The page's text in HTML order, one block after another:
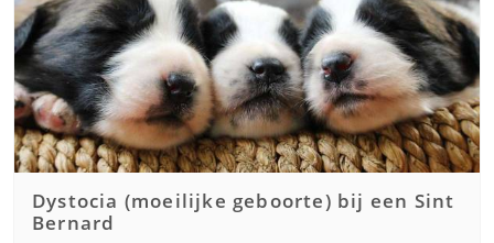
Dystocia (moeilijke geboorte) bij een Sint
Bernard